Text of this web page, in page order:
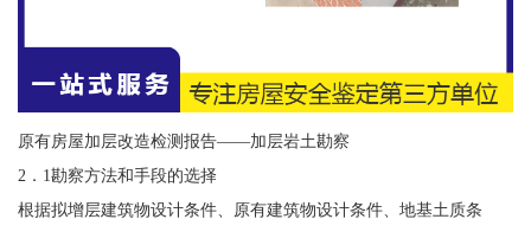
原有房屋加层改造检测报告——加层岩土勘察
2．1勘察方法和手段的选择
根据拟增层建筑物设计条件、原有建筑物设计条件、地基土质条